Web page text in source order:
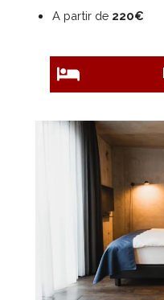
A partir de 220€